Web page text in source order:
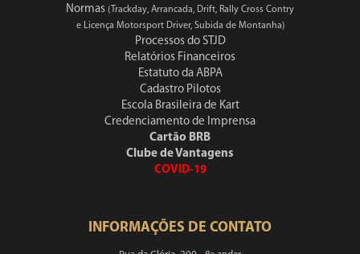
Normas (Trackday, Arrancada, Drift, Rally Cross Contry
e Licença Motorsport Driver, Subida de Montanha)
Processos do STJD
Relatórios Financeiros
Estatuto da ABPA
Cadastro Pilotos
Escola Brasileira de Kart
Credenciamento de Imprensa
Cartão BRB
Clube de Vantagens
COVID-19
INFORMAÇÕES DE CONTATO